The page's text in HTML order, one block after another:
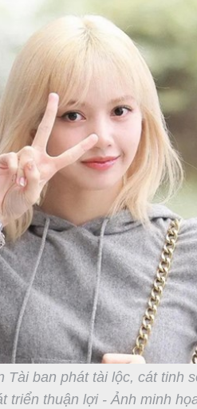
Tài ban phát tài lộc, cát tinh
triển thuận lợi - Ảnh minh